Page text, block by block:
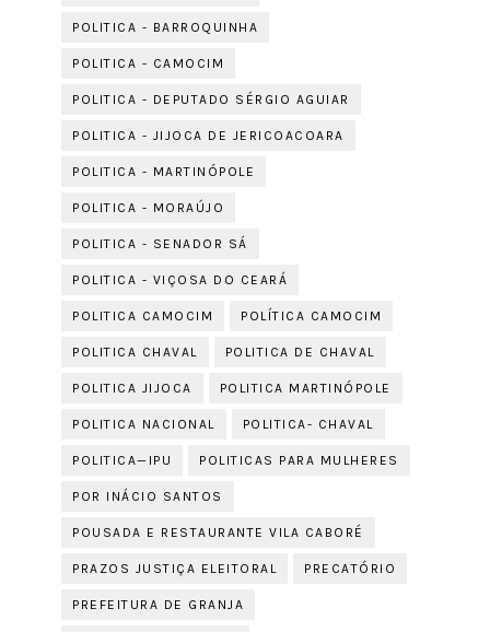
POLITICA - BARROQUINHA
POLITICA - CAMOCIM
POLITICA - DEPUTADO SÉRGIO AGUIAR
POLITICA - JIJOCA DE JERICOACOARA
POLITICA - MARTINÓPOLE
POLITICA - MORAÚJO
POLITICA - SENADOR SÁ
POLITICA - VIÇOSA DO CEARÁ
POLITICA CAMOCIM POLÍTICA CAMOCIM
POLITICA CHAVAL POLITICA DE CHAVAL
POLITICA JIJOCA POLITICA MARTINÓPOLE
POLITICA NACIONAL POLITICA- CHAVAL
POLITICA—IPU POLITICAS PARA MULHERES
POR INÁCIO SANTOS
POUSADA E RESTAURANTE VILA CABORÉ
PRAZOS JUSTIÇA ELEITORAL PRECATÓRIO
PREFEITURA DE GRANJA